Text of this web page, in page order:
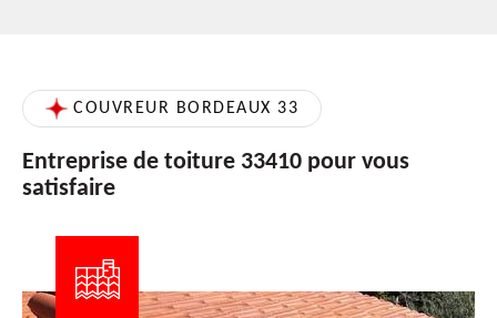
COUVREUR BORDEAUX 33
Entreprise de toiture 33410 pour vous
satisfaire